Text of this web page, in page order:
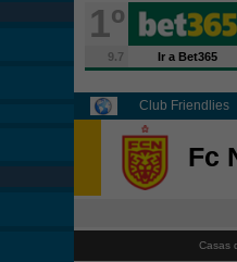
1º
9.7 Ir a Bet365
Club Friendlies
Fc
Casas